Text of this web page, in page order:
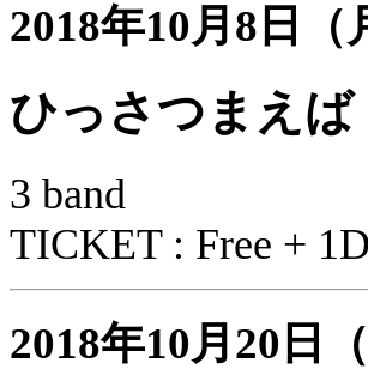
2018年10月8日（
ひっさつまえば
3 band
TICKET : Free +
2018年10月20日（